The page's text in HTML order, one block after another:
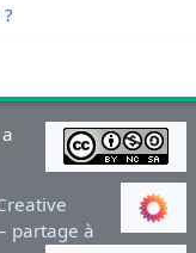
partage à